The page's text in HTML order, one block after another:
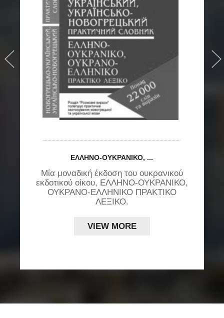
ΕΛΛΉΝΟ-ΟΥΚΡΑΝΙΚΌ, ...
Μία μοναδική έκδοση του ουκρανικού
εκδοτικού οίκου, ΕΛΛΗΝΟ-ΟΥΚΡΑΝΙΚΟ,
ΟΥΚΡΑΝΟ-ΕΛΛΗΝΙΚΟ ΠΡΑΚΤΙΚΟ
ΛΕΞΙΚΟ.
VIEW MORE